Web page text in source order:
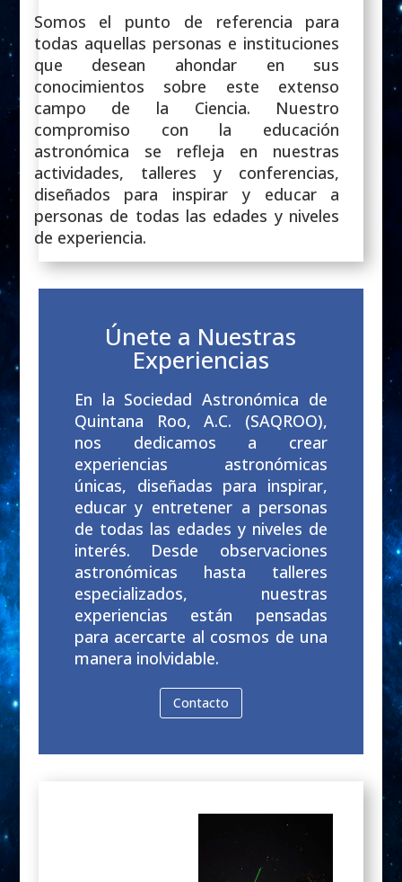
Somos el punto de referencia para
todas aquellas personas e instituciones
que desean ahondar en sus
conocimientos sobre este extenso
campo de la Ciencia. Nuestro
compromiso con la educación
astronómica se refleja en nuestras
actividades, talleres y conferencias,
diseñados para inspirar y educar a
personas de todas las edades y niveles
de experiencia.
Únete a Nuestras
Experiencias
En la Sociedad Astronómica de
Quintana Roo, A.C. (SAQROO),
nos dedicamos a crear
experiencias astronómicas
únicas, diseñadas para inspirar,
educar y entretener a personas
de todas las edades y niveles de
interés. Desde observaciones
astronómicas hasta talleres
especializados, nuestras
experiencias están pensadas
para acercarte al cosmos de una
manera inolvidable.
Contacto